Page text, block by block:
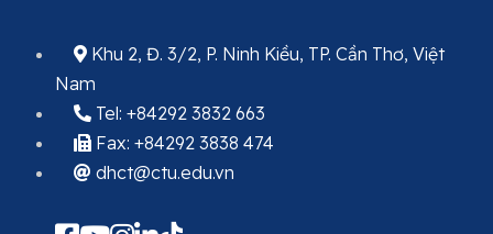
Khu 2, Đ. 3/2, P. Ninh Kiều, TP. Cần Thơ, Việt
Nam
Tel: +84292 3832 663
Fax: +84292 3838 474
dhct@ctu.edu.vn